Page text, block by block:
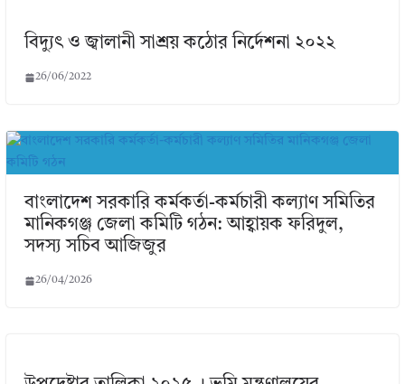
বিদ্যুৎ ও জ্বালানী সাশ্রয় কঠোর নির্দেশনা ২০২২
26/06/2022
বাংলাদেশ সরকারি কর্মকর্তা-কর্মচারী কল্যাণ সমিতির
মানিকগঞ্জ জেলা কমিটি গঠন: আহ্বায়ক ফরিদুল,
সদস্য সচিব আজিজুর
26/04/2026